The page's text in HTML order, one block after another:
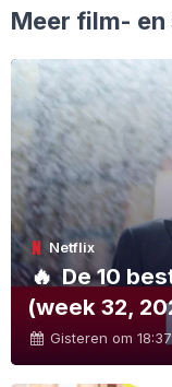
Meer film-
Netflix
🔥De 10
(week 32,
Gisteren om 18:37